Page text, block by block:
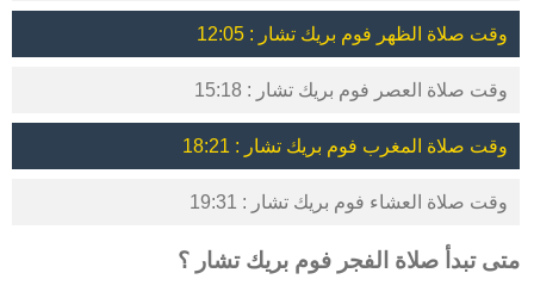
وقت صلاة الظهر فوم بريك تشار : 12:05
وقت صلاة العصر فوم بريك تشار : 15:18
وقت صلاة المغرب فوم بريك تشار : 18:21
وقت صلاة العشاء فوم بريك تشار : 19:31
متى تبدأ صلاة الفجر فوم بريك تشار ؟